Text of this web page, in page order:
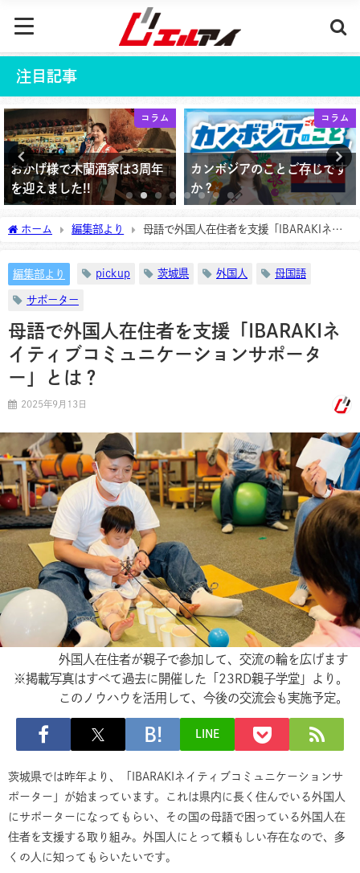
注目記事
コラム
おかげ様で木蘭酒家は3周年
を迎えました!!
コラム
カンボジアのことご存じです
か？
ホーム 編集部より
母語で外国人在住者を支援「IBARAKIネイ
編集部より pickup 茨城県 外国人 母国語
サポーター
母語で外国人在住者を支援「IBARAKIネ
イティブコミュニケーションサポータ
ー」とは？
2025年9月13日
外国人在住者が親子で参加して、交流の輪を広げます
※掲載写真はすべて過去に開催した「23RD親子学堂」より。
このノウハウを活用して、今後の交流会も実施予定。
LINE
茨城県では昨年より、「IBARAKIネイティブコミュニケーションサ
ポーター」が始まっています。これは県内に長く住んでいる外国人
にサポーターになってもらい、その国の母語で困っている外国人在
住者を支援する取り組み。外国人にとって頼もしい存在なので、多
くの人に知ってもらいたいです。